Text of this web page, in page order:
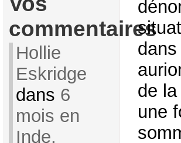
commentaires
Hollie
Eskridge
dans 6
mois en
Inde,
de
une